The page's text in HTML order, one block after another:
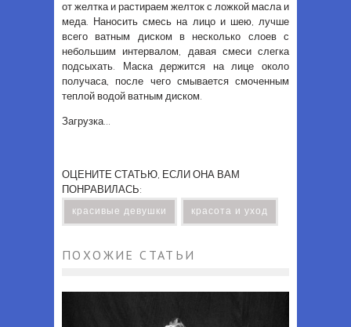
от желтка и растираем желток с ложкой масла и
меда. Наносить смесь на лицо и шею, лучше
всего ватным диском в несколько слоев с
небольшим интервалом, давая смеси слегка
подсыхать. Маска держится на лице около
получаса, после чего смывается смоченным
теплой водой ватным диском.
Загрузка...
ОЦЕНИТЕ СТАТЬЮ, ЕСЛИ ОНА ВАМ
ПОНРАВИЛАСЬ:
красивые девушки красота и уход
ПОХОЖИЕ СТАТЬИ